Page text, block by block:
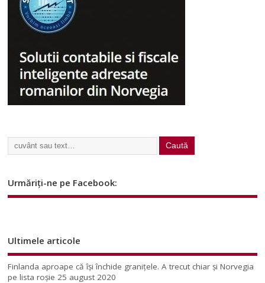
Urmăriți-ne pe Facebook:
Ultimele articole
Finlanda aproape că își închide granițele. A trecut chiar și Norvegia
pe lista roșie 25 august 2020